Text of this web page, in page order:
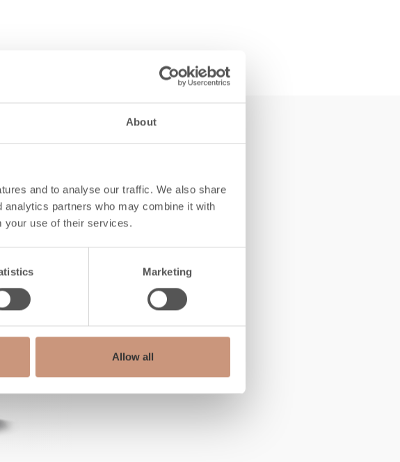
About
and to analyse our traffic. We also share
partners who may combine it with
your use of their services.
Marketing
Allow all
tu